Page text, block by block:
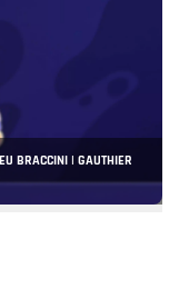
BRACCINI | GAUTHIER